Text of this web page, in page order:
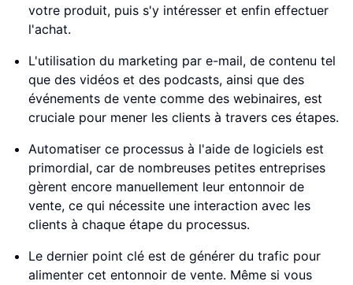
votre produit, puis s'y intéresser et enfin effectuer
l'achat.
L'utilisation du marketing par e-mail, de contenu tel
que des vidéos et des podcasts, ainsi que des
événements de vente comme des webinaires, est
cruciale pour mener les clients à travers ces étapes.
Automatiser ce processus à l'aide de logiciels est
primordial, car de nombreuses petites entreprises
gèrent encore manuellement leur entonnoir de
vente, ce qui nécessite une interaction avec les
clients à chaque étape du processus.
Le dernier point clé est de générer du trafic pour
alimenter cet entonnoir de vente. Même si vous